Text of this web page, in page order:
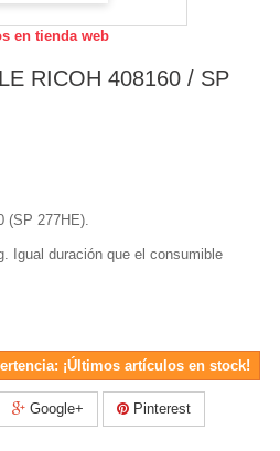
en tienda web
RICOH 408160 / SP
(SP 277HE)
Igual duración que el consumible
¡Últimos artículos en stock!
Google+ Pinterest